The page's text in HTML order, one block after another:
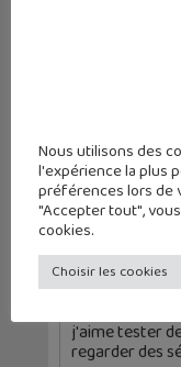
PES
version
Christophe
j'aime tester
regarder des
Nous utilisons des
l'expérience la plus
préférences lors de
"Accepter tout",
cookies.
Choisir les cookies